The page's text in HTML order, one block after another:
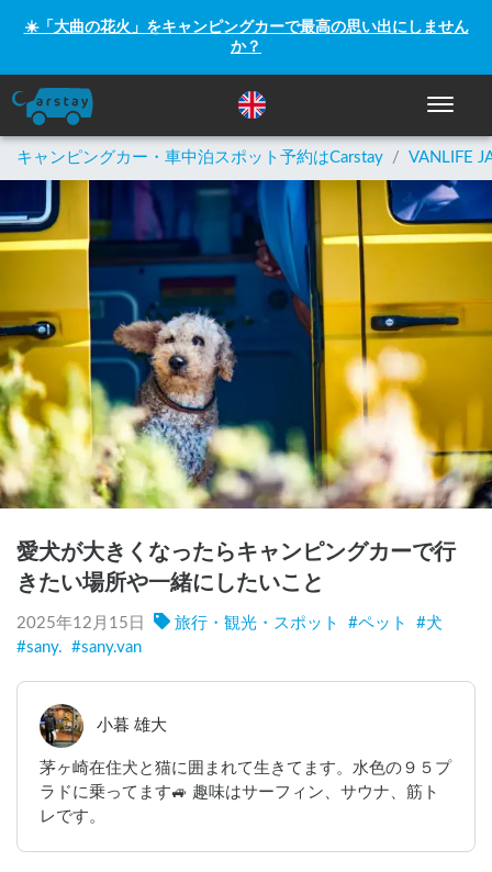
☀️「大曲の花火」をキャンピングカーで最高の思い出にしません
か？
ナビゲ
キャンピングカー・車中泊スポット予約はCarstay / VANLIFE
愛犬が大きくなったらキャンピングカーで行
きたい場所や一緒にしたいこと
2025年12月15日 旅行・観光・スポット #ペット #犬
#sany. #sany.van
小暮 雄大
茅ヶ崎在住犬と猫に囲まれて生きてます。水色の９５プ
ラドに乗ってます🚙 趣味はサーフィン、サウナ、筋ト
レです。